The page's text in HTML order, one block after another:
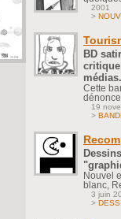
2001
>
BD
médias.
Cette
19
>
Nouvel
blanc,
3 juin
>